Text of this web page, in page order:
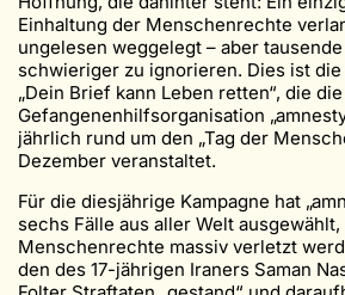
Einhaltung der Menschenrechte
ungelesen weggelegt – aber
schwieriger zu ignorieren. Dies ist
„Dein Brief kann Leben retten“, die die
Gefangenenhilfsorganisation
jährlich rund um den „Tag der
Dezember veranstaltet.
Für die diesjährige Kampagne hat
sechs Fälle aus aller Welt
Menschenrechte massiv verletzt
den des 17-jährigen Iraners Saman